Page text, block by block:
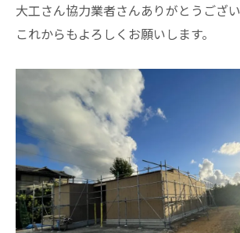
大工さん協力業者さんありがとうござ
これからもよろしくお願いします。